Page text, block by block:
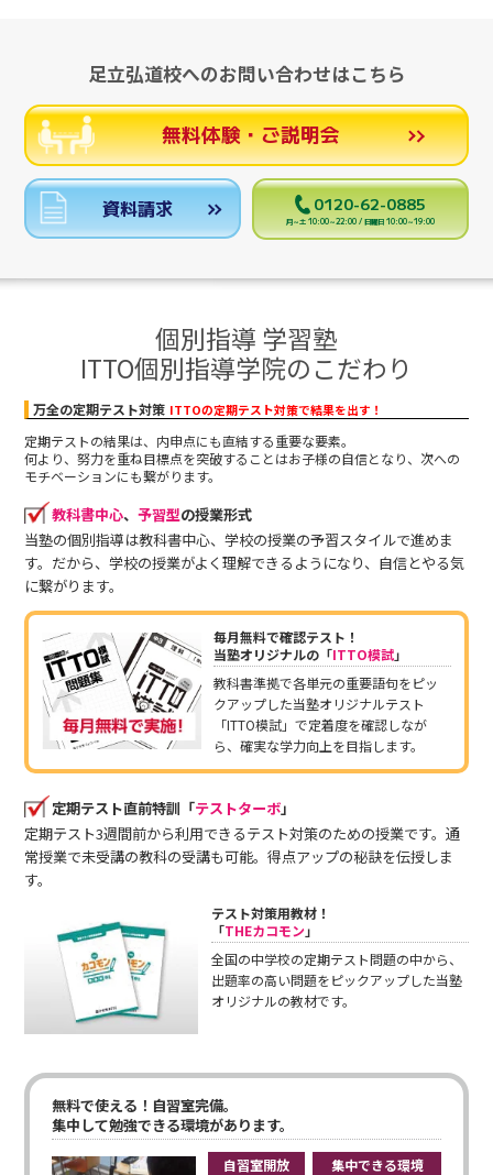
足立弘道校へのお問い合わせはこちら
無料体験・ご説明会
資料請求 0120-62-0885
月～土 10:00～22:00 / 日曜日 10:00～19:00
個別指導 学習塾
ITTO個別指導学院のこだわり
万全の定期テスト対策 ITTOの定期テスト対策で結果を出す！
定期テストの結果は、内申点にも直結する重要な要素。
何より、努力を重ね目標点を突破することはお子様の自信となり、次への
モチベーションにも繋がります。
教科書中心、 予習型の授業形式
当塾の個別指導は教科書中心、学校の授業の予習スタイルで進めま
す。だから、学校の授業がよく理解できるようになり、自信とやる気
に繋がります。
毎月無料で確認テスト！
当塾オリジナルの「ITTO模試」
教科書準拠で各単元の重要語句をピッ
クアップした当塾オリジナルテスト
「ITTO模試」で定着度を確認しなが
ら、確実な学力向上を目指します。
定期テスト直前特訓「テストターボ」
定期テスト3週間前から利用できるテスト対策のための授業です。通
常授業で未受講の教科の受講も可能。得点アップの秘訣を伝授しま
す。
テスト対策用教材！
「THEカコモン」
全国の中学校の定期テスト問題の中から、
出題率の高い問題をピックアップした当塾
オリジナルの教材です。
無料で使える！自習室完備。
集中して勉強できる環境があります。
自習室開放
集中できる環境